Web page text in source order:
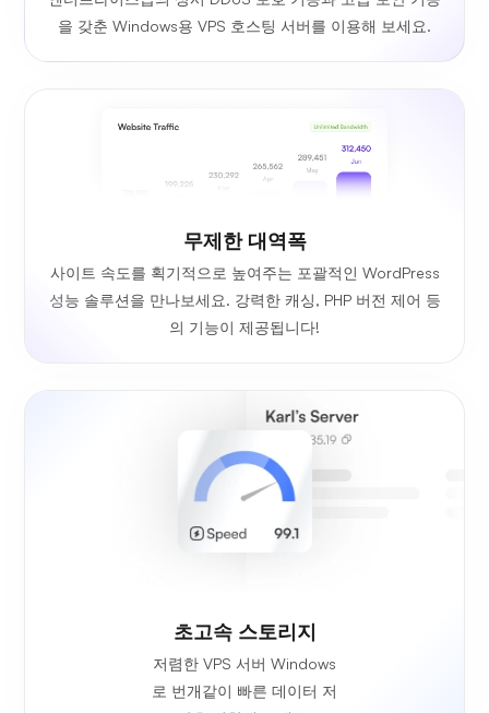
을 갖춘 Windows용 VPS 호스팅 서버를 이용해 보세요.
무제한 대역폭
사이트 속도를 획기적으로 높여주는 포괄적인 WordPress
성능 솔루션을 만나보세요. 강력한 캐싱, PHP 버전 제어 등
의 기능이 제공됩니다!
초고속 스토리지
저렴한 VPS 서버 Windows
로 번개같이 빠른 데이터 저